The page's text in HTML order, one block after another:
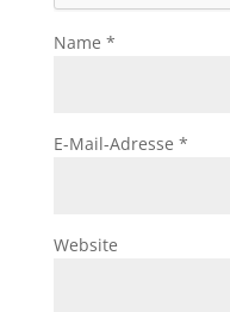
Name *
E-Mail-Adresse *
Website